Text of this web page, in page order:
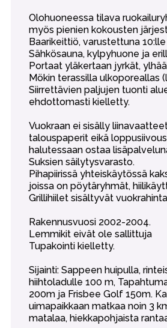
Olohuoneessa tilava
myös pienien kokousten
Baarikeittiö, varustettuna
Sähkösauna, kylpyhuone ja
Portaat yläkertaan jyrkät,
Mökin terassilla ulkoporeallas
Siirrettävien paljujen tuonti
ehdottomasti kielletty.
Vuokraan ei sisälly
talouspaperit eikä
halutessaan ostaa
Suksien säilytysvarasto.
Pihapiirissä yhteiskäytössä
joissa on pöytäryhmät,
Grillihiilet sisältyvät
Rakennusvuosi 2002-2004.
Lemmikit eivät ole sallittuja
Tupakointi kielletty.
Sijainti: Sappeen huipulla,
hiihtoladulle 100 m,
200m ja Frisbee Golf 150m.
uimapaikkaan matkaa noin 3
matalaa, hiekkapohjaista